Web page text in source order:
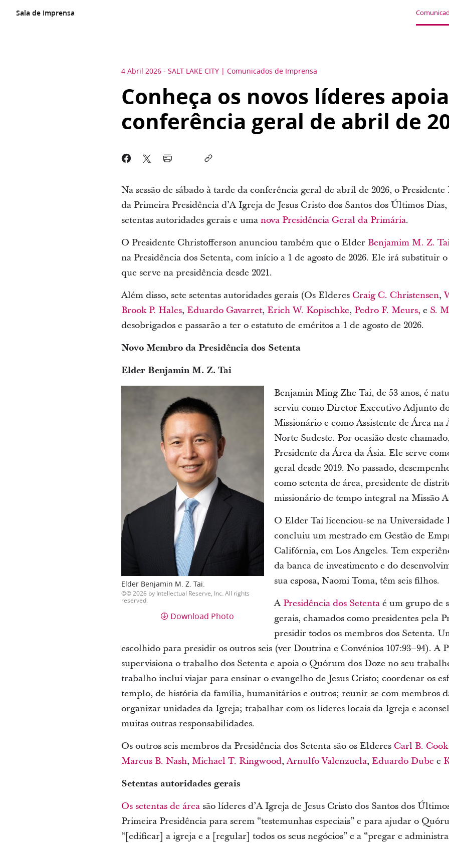
Sala de Imprensa
4 Abril 2026 - SALT LAKE CITY Comunicados de Imprensa
Conheça os novos líderes
conferência geral de abril de
Na sessão de sábado à tarde da conferência geral de abril de 2026, o
da Primeira Presidência d’A Igreja de Jesus Cristo dos Santos dos Últimos
setentas autoridades gerais e uma nova Presidência Geral da Primária.
O Presidente Christofferson anunciou também que o Elder Benjamim M. Z.
na Presidência dos Setenta, com início a 1 de agosto de 2026. Ele irá substituir
que serve na presidência desde 2021.
Além disso, sete setentas autoridades gerais (Os Elderes Craig C. Christensen,
Brook P. Hales, Eduardo Gavarret, Erich W. Kopischke,Pedro F. Meurs,e S.
desobrigados e passarão a ter o estatuto de eméritos a 1 de agosto de 2026.
Novo Membro da Presidência dos Setenta
Elder Benjamin M. Z. Tai
Elder Benjamin M. Z. Tai.
© 2026 by Intellectual Reserve, Inc. All rights
reserved.
Download Photo
Benjamin Ming Zhe Tai, de 53 anos, é
serviu como Diretor Executivo Adjunto
Missionário e como Assistente de Área
Norte Sudeste. Por ocasião deste
Presidente da Área da Ásia. Ele serve
geral desde 2019. No passado,
como setenta de área, presidente de
missionário de tempo integral na Missão
O Elder Tai licenciou-se na Universidade
concluiu um mestrado em Gestão de
Califórnia, em Los Angeles. Tem
da banca de investimento e do
sua esposa, Naomi Toma, têm seis filhos.
A Presidência dos Setentaé um grupo de
gerais, chamados como presidentes pela
presidir todos os membros dos Setenta.
escolhido para presidir os outros seis (ver Doutrina e Convénios 107:93–94). A
supervisiona o trabalho dos Setenta e apoia o Quórum dos Doze no seu
trabalho inclui viajar para ensinar o evangelho de Jesus Cristo; coordenar os
templo, de história da família, humanitários e outros; reunir-se com membros
organizar unidades da Igreja; trabalhar com os líderes locais da Igreja e
muitas outras responsabilidades.
Os outros seis membros da Presidência dos Setenta são os Elderes Carl B. Cook
Marcus B. Nash, Michael T. Ringwood,Arnulfo Valenzuela, Eduardo Dube e
Setentas autoridades gerais
Os setentas de áreasão líderes d’A Igreja de Jesus Cristo dos Santos dos
Primeira Presidência para serem “testemunhas especiais” e para ajudar o
“[edificar] a igreja e a [regular] todos os seus negócios” e a “pregar e